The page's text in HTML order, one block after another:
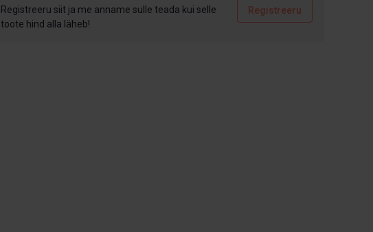
Registreeru siit ja me anname sulle teada kui selle
toote hind alla läheb!
Registreeru